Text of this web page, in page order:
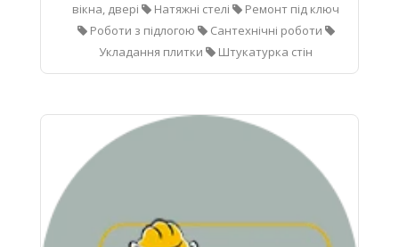
вікна, двері
Натяжні стелі
Ремонт під ключ
Роботи з підлогою
Сантехнічні роботи
Укладання плитки
Штукатурка стін